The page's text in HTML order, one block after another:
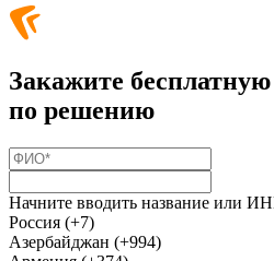
Закажите
по решению
Начните вводить название или
Россия (+7)
Азербайджан (+994)